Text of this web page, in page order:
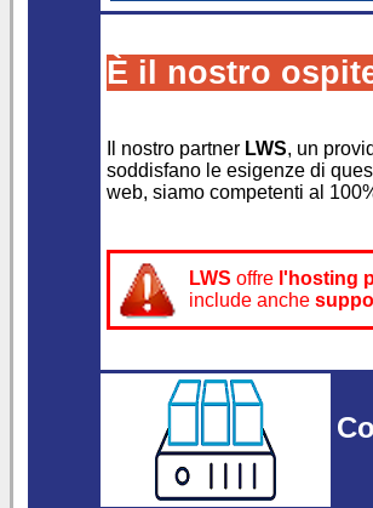
È il nostro
Il nostro partner LWS, un
soddisfano le esigenze di
web, siamo competenti al
LWS offre l'hosting
include anche